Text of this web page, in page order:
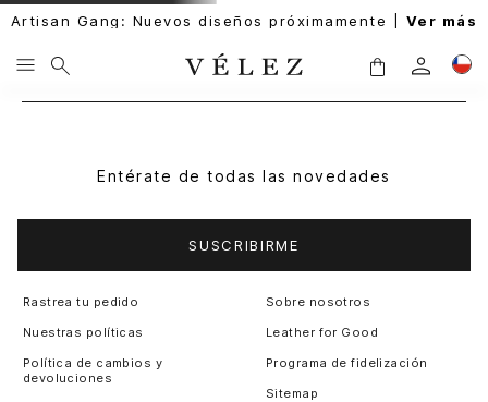
Artisan Gang: Nuevos diseños próximamente | Ver más
Entérate de todas las novedades
SUSCRIBIRME
Rastrea tu pedido
Nuestras políticas
Política de cambios y
devoluciones
Sobre nosotros
Leather for Good
Programa de fidelización
Sitemap